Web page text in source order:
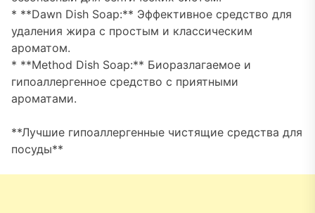
* **Dawn Dish Soap:** Эффективное средство для
удаления жира с простым и классическим
ароматом.
* **Method Dish Soap:** Биоразлагаемое и
гипоаллергенное средство с приятными
ароматами.
**Лучшие гипоаллергенные чистящие средства для
посуды**